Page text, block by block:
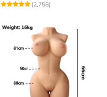
(2,758)